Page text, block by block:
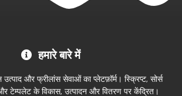
हमारे बारे में
और फ्रीलांस सेवाओं का प्लेटफ़ॉर्म। स्क्रिप्ट, सोर्स
टेम्पलेट के विकास, उत्पादन और वितरण पर केंद्रित।